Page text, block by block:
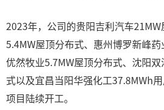
2023年，公司的贵阳吉利汽车
5.4MW屋顶分布式、惠州博罗新峰药
优然牧业5.7MW屋顶分布式、沈阳
式以及宜昌当阳华强化工37.8MWh
项目陆续开工。